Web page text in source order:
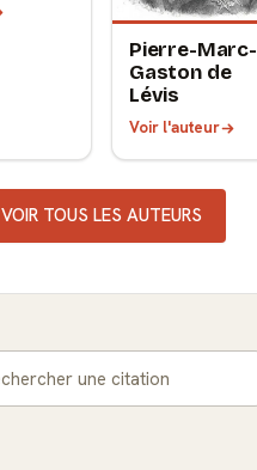
Pierre-Marc-
Gaston de
Lévis
Voir l'auteur
VOIR TOUS LES AUTEURS